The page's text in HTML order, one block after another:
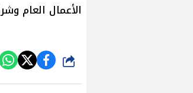
الأعمال العام
شارك